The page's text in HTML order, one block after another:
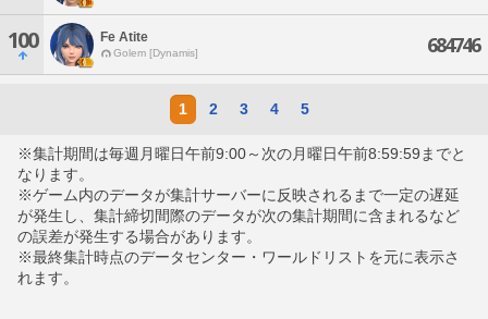
100 Fe Atite
Golem [Dynamis] 684746
1 2 3 4 5
※集計期間は毎週月曜日午前9:00～次の月曜日午前8:59:59までと
なります。
※ゲーム内のデータが集計サーバーに反映されるまで一定の遅延
が発生し、集計締切間際のデータが次の集計期間に含まれるなど
の誤差が発生する場合があります。
※最終集計時点のデータセンター・ワールドリストを元に表示さ
れます。